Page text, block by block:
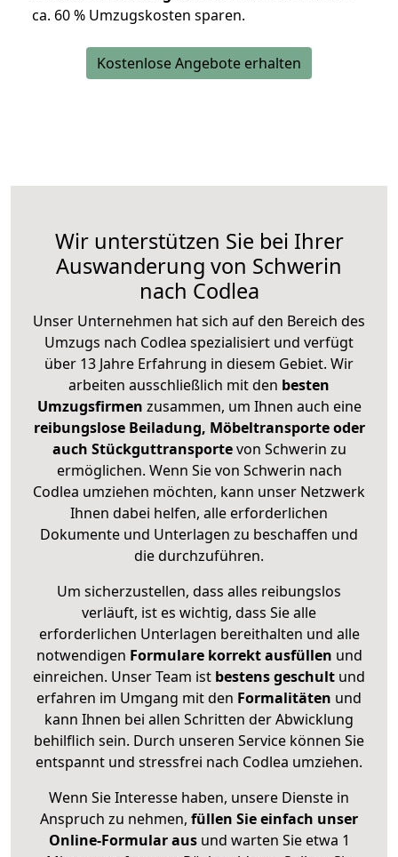
ca. 60 % Umzugskosten sparen.
Kostenlose Angebote erhalten
Wir unterstützen Sie bei Ihrer
Auswanderung von Schwerin
nach Codlea
Unser Unternehmen hat sich auf den Bereich des
Umzugs nach Codlea spezialisiert und verfügt
über 13 Jahre Erfahrung in diesem Gebiet. Wir
arbeiten ausschließlich mit den besten
Umzugsfirmen zusammen, um Ihnen auch eine
reibungslose Beiladung, Möbeltransporte oder
auch Stückguttransportevon Schwerin zu
ermöglichen. Wenn Sie von Schwerin nach
Codlea umziehen möchten, kann unser Netzwerk
Ihnen dabei helfen, alle erforderlichen
Dokumente und Unterlagen zu beschaffen und
die durchzuführen.
Um sicherzustellen, dass alles reibungslos
verläuft, ist es wichtig, dass Sie alle
erforderlichen Unterlagen bereithalten und alle
notwendigen Formulare korrekt ausfüllen und
einreichen. Unser Team ist bestens geschult und
erfahren im Umgang mit den Formalitäten und
kann Ihnen bei allen Schritten der Abwicklung
behilflich sein. Durch unseren Service können Sie
entspannt und stressfrei nach Codlea umziehen.
Wenn Sie Interesse haben, unsere Dienste in
Anspruch zu nehmen, füllen Sie einfach unser
Online-Formular ausund warten Sie etwa 1